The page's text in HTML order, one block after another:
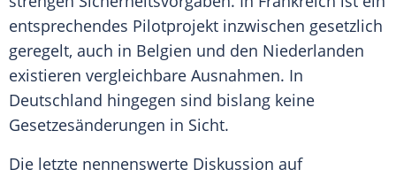
entsprechendes Pilotprojekt inzwischen gesetzlich
geregelt, auch in Belgien und den Niederlanden
existieren vergleichbare Ausnahmen. In
Deutschland hingegen sind bislang keine
Gesetzesänderungen in Sicht.
Die letzte nennenswerte Diskussion auf